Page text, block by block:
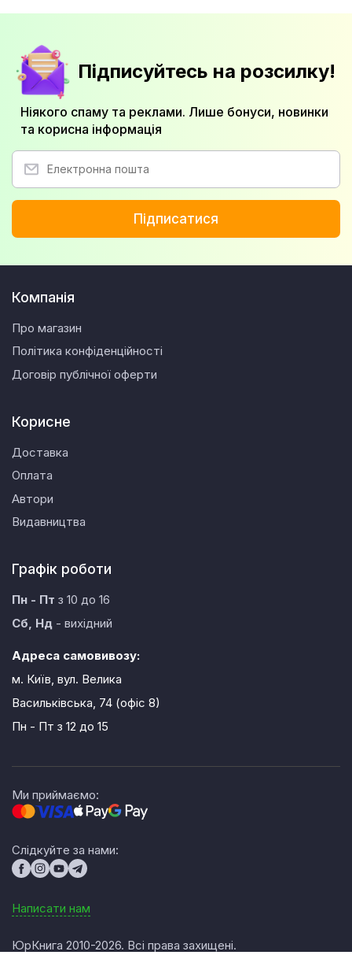
Підписуйтесь на розсилку!
Ніякого спаму та реклами. Лише бонуси, новинки
та корисна інформація
Підписатися
Компанія
Про магазин
Політика конфіденційності
Договір публічної оферти
Корисне
Доставка
Оплата
Автори
Видавництва
Графік роботи
Пн - Пт з 10 до 16
Сб, Нд - вихідний
Адреса самовивозу:
м. Київ, вул. Велика
Васильківська, 74 (офіс 8)
Пн - Пт з 12 до 15
Ми приймаємо:
Слідкуйте за нами:
Написати нам
ЮрКнига 2010-2026. Всі права захищені.